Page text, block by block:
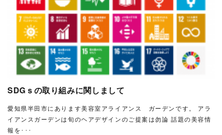
SDGｓの取り組みに関しまして
愛知県半田市にあります美容室アライアンス ガーデンです。 アラ
イアンスガーデンは旬のヘアデザインのご提案は勿論 話題の美容情
報を･･･